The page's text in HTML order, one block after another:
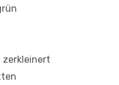
zerkleinert